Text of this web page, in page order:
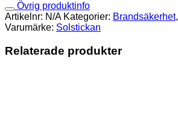
Övrig produktinfo
Artikelnr: N/A Kategorier: Brandsäkerhet,
Varumärke: Solstickan
Relaterade produkter